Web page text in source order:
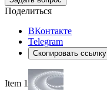
Поделиться
ВКонтакте
Telegram
Скопировать ссылку
Item 1 of 5